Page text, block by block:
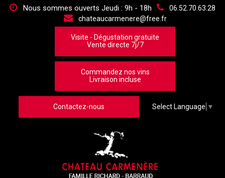
Nous sommes ouverts Jeudi : 9h - 18h
06.52.70.63.28
chateaucarmenere@free.fr
Visite - Dégustation gratuite
Vente directe 7j/7
Commandez nos vins
Livraison incluse
Contactez-nous Select Language ▼
Panneau de gestion des cookies